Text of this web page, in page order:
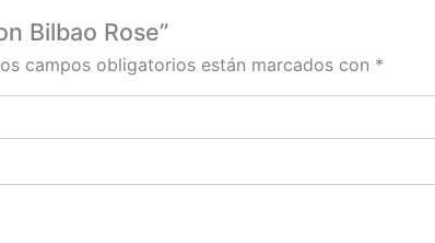
Bilbao Rose”
campos obligatorios están marcados con *